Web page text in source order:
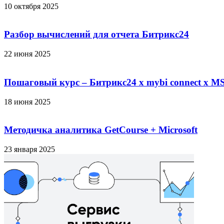
10 октября 2025
Разбор вычислений для отчета Битрикс24
22 июня 2025
Пошаговый курс – Битрикс24 х mybi connect х
18 июня 2025
Методичка аналитика GetCourse + Microsoft
23 января 2025